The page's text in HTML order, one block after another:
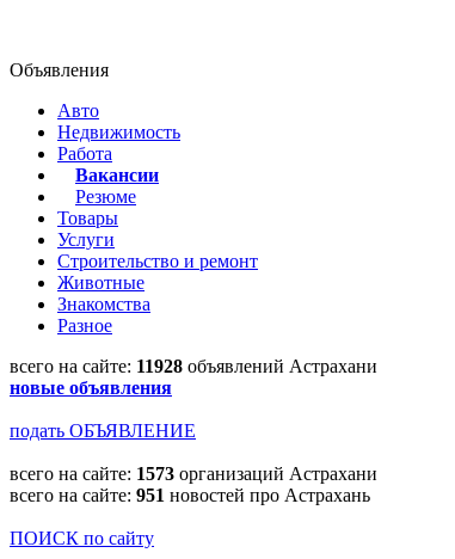
Объявления
Авто
Недвижимость
Работа
Вакансии
Резюме
Товары
Услуги
Строительство и ремонт
Животные
Знакомства
Разное
всего на сайте: 11928 объявлений Астрахани
новые объявления
подать ОБЪЯВЛЕНИЕ
всего на сайте: 1573 организаций Астрахани
всего на сайте: 951 новостей про Астрахань
ПОИСК по сайту